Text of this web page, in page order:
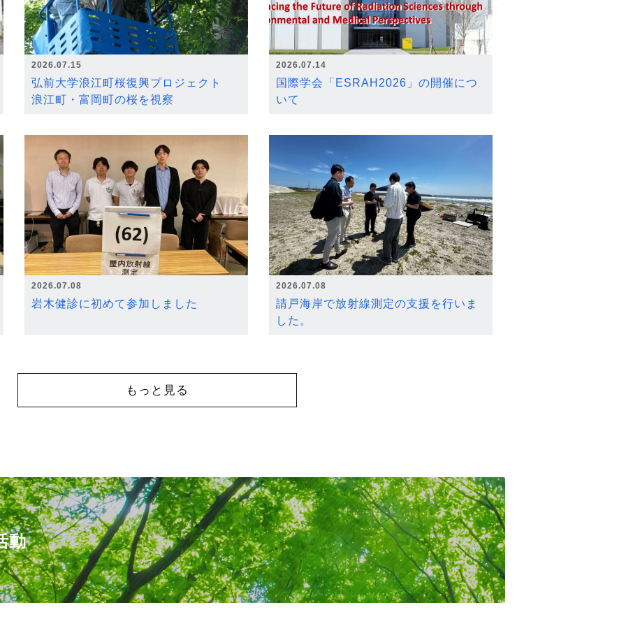
2026.07.15
弘前大学浪江町桜復興プロジェクト
浪江町・富岡町の桜を視察
2026.07.14
国際学会「ESRAH2026」の開催につ
いて
2026.07.08
岩木健診に初めて参加しました
2026.07.08
請戸海岸で放射線測定の支援を行いま
した。
もっと見る
動